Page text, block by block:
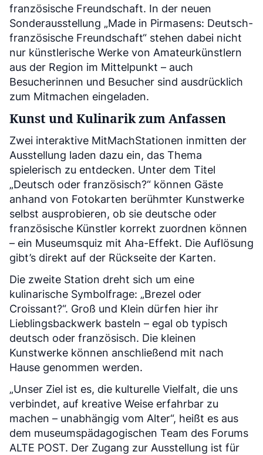
französische Freundschaft. In der neuen
Sonderausstellung „Made in Pirmasens: Deutsch-
französische Freundschaft“ stehen dabei nicht
nur künstlerische Werke von Amateurkünstlern
aus der Region im Mittelpunkt – auch
Besucherinnen und Besucher sind ausdrücklich
zum Mitmachen eingeladen.
Kunst und Kulinarik zum Anfassen
Zwei interaktive MitMachStationen inmitten der
Ausstellung laden dazu ein, das Thema
spielerisch zu entdecken. Unter dem Titel
„Deutsch oder französisch?“ können Gäste
anhand von Fotokarten berühmter Kunstwerke
selbst ausprobieren, ob sie deutsche oder
französische Künstler korrekt zuordnen können
– ein Museumsquiz mit Aha-Effekt. Die Auflösung
gibt’s direkt auf der Rückseite der Karten.
Die zweite Station dreht sich um eine
kulinarische Symbolfrage: „Brezel oder
Croissant?“. Groß und Klein dürfen hier ihr
Lieblingsbackwerk basteln – egal ob typisch
deutsch oder französisch. Die kleinen
Kunstwerke können anschließend mit nach
Hause genommen werden.
„Unser Ziel ist es, die kulturelle Vielfalt, die uns
verbindet, auf kreative Weise erfahrbar zu
machen – unabhängig vom Alter“, heißt es aus
dem museumspädagogischen Team des Forums
ALTE POST. Der Zugang zur Ausstellung ist für